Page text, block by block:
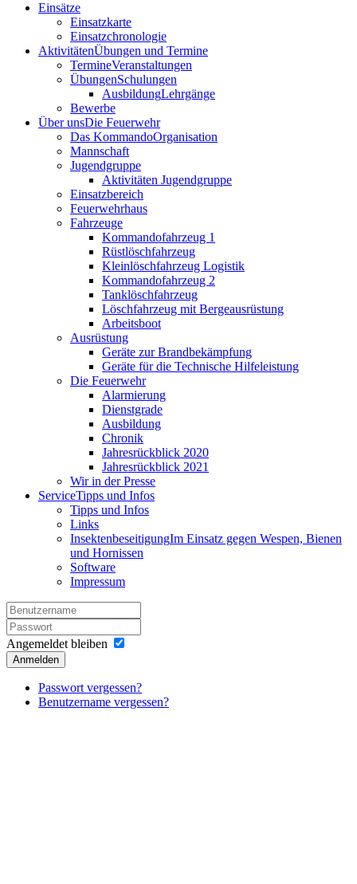
Einsätze
Einsatzkarte
Einsatzchronologie
AktivitätenÜbungen und Termine
TermineVeranstaltungen
ÜbungenSchulungen
AusbildungLehrgänge
Bewerbe
Über unsDie Feuerwehr
Das KommandoOrganisation
Mannschaft
Jugendgruppe
Aktivitäten Jugendgruppe
Einsatzbereich
Feuerwehrhaus
Fahrzeuge
Kommandofahrzeug 1
Rüstlöschfahrzeug
Kleinlöschfahrzeug Logistik
Kommandofahrzeug 2
Tanklöschfahrzeug
Löschfahrzeug mit Bergeausrüstung
Arbeitsboot
Ausrüstung
Geräte zur Brandbekämpfung
Geräte für die Technische Hilfeleistung
Die Feuerwehr
Alarmierung
Dienstgrade
Ausbildung
Chronik
Jahresrückblick 2020
Jahresrückblick 2021
Wir in der Presse
ServiceTipps und Infos
Tipps und Infos
Links
InsektenbeseitigungIm Einsatz gegen Wespen, Bienen
und Hornissen
Software
Impressum
Angemeldet bleiben
Anmelden
Passwort vergessen?
Benutzername vergessen?